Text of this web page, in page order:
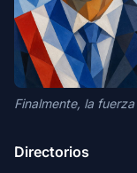
Finalmente, la
Directorios